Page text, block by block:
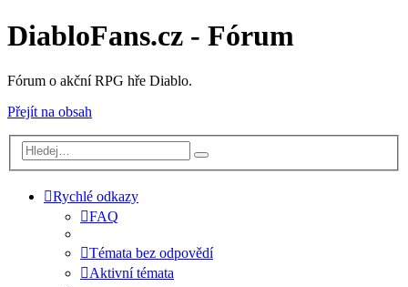
DiabloFans.cz - Fórum
Fórum o akční RPG hře Diablo.
Přejít na obsah
Rychlé odkazy
FAQ
Témata bez odpovědí
Aktivní témata